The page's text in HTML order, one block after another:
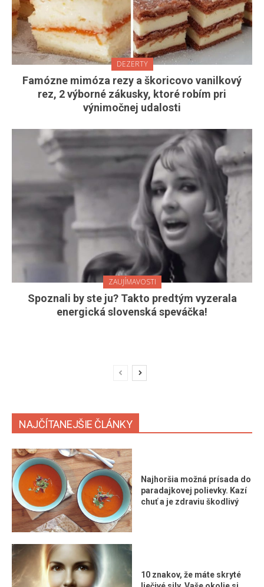
DEZERTY
Famózne mimóza rezy a škoricovo vanilkový
rez, 2 výborné zákusky, ktoré robím pri
výnimočnej udalosti
ZAUJÍMAVOSTI
Spoznali by ste ju? Takto predtým vyzerala
energická slovenská speváčka!
NAJČÍTANEJŠIE ČLÁNKY
Najhoršia možná prísada do
paradajkovej polievky. Kazí
chuť a je zdraviu škodlivý
10 znakov, že máte skryté